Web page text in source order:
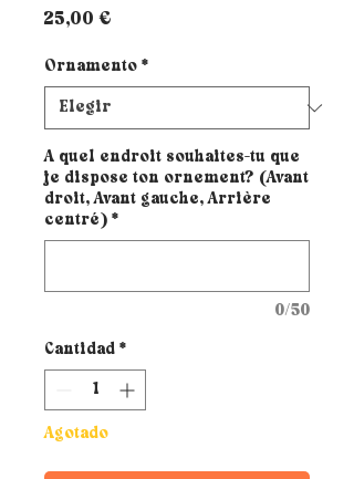
25,00 €
Ornamento *
A quel endroit souhaites-tu que
je dispose ton ornement? (Avant
droit, Avant gauche, Arrière
centré) *
0/50
Cantidad *
Agotado